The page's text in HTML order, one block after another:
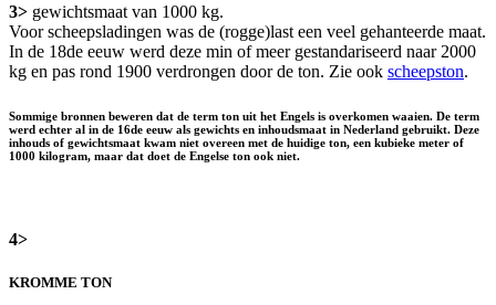
3> gewichtsmaat van 1000 kg.
Voor scheepsladingen was de (rogge)last een veel gehanteerde maat.
In de 18de eeuw werd deze min of meer gestandariseerd naar 2000
kg en pas rond 1900 verdrongen door de ton. Zie ook scheepston.
Sommige bronnen beweren dat de term ton uit het Engels is overkomen waaien. De term
werd echter al in de 16de eeuw als gewichts en inhoudsmaat in Nederland gebruikt. Deze
inhouds of gewichtsmaat kwam niet overeen met de huidige ton, een kubieke meter of
1000 kilogram, maar dat doet de Engelse ton ook niet.
4>
KROMME TON